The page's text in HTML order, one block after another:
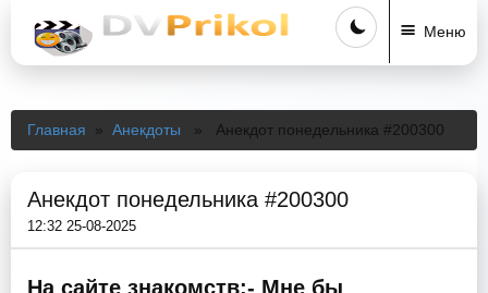
Меню
Главная » Анекдоты » Анекдот понедельника #200300
Анекдот понедельника #200300
12:32 25-08-2025
На сайте знакомств:- Мне бы